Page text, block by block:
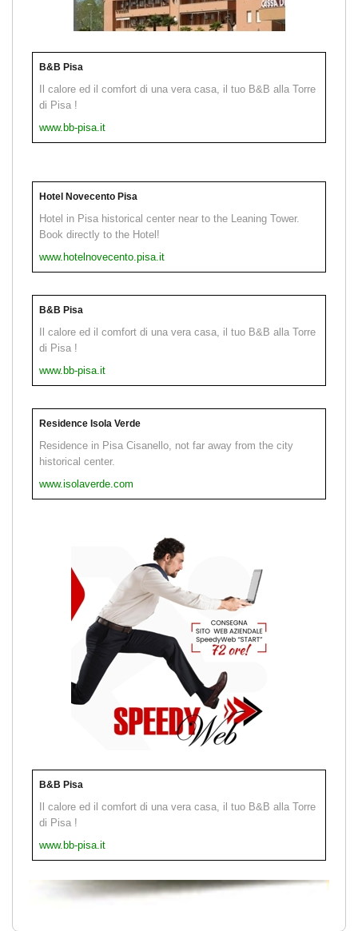
B&B Pisa
Il calore ed il comfort di una vera casa, il tuo B&B alla Torre
di Pisa !
www.bb-pisa.it
Hotel Novecento Pisa
Hotel in Pisa historical center near to the Leaning Tower.
Book directly to the Hotel!
www.hotelnovecento.pisa.it
B&B Pisa
Il calore ed il comfort di una vera casa, il tuo B&B alla Torre
di Pisa !
www.bb-pisa.it
Residence Isola Verde
Residence in Pisa Cisanello, not far away from the city
historical center.
www.isolaverde.com
B&B Pisa
Il calore ed il comfort di una vera casa, il tuo B&B alla Torre
di Pisa !
www.bb-pisa.it